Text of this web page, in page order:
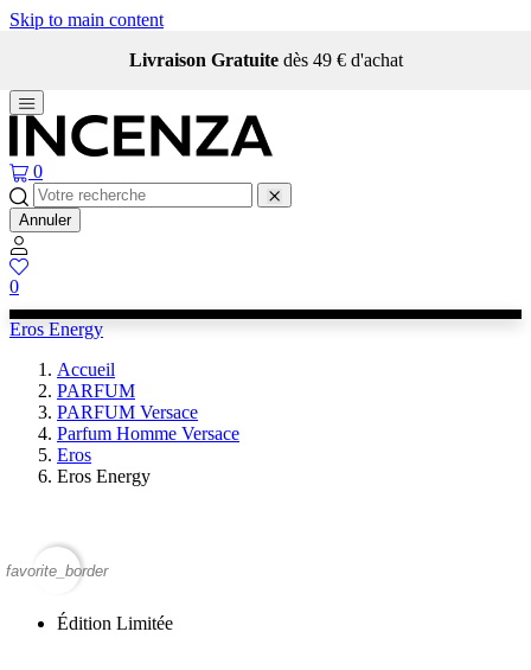
Skip to main content
Livraison Gratuite dès 49 € d'achat
0
Annuler
0
Eros Energy
Accueil
PARFUM
PARFUM Versace
Parfum Homme Versace
Eros
Eros Energy
favorite_border
Édition Limitée